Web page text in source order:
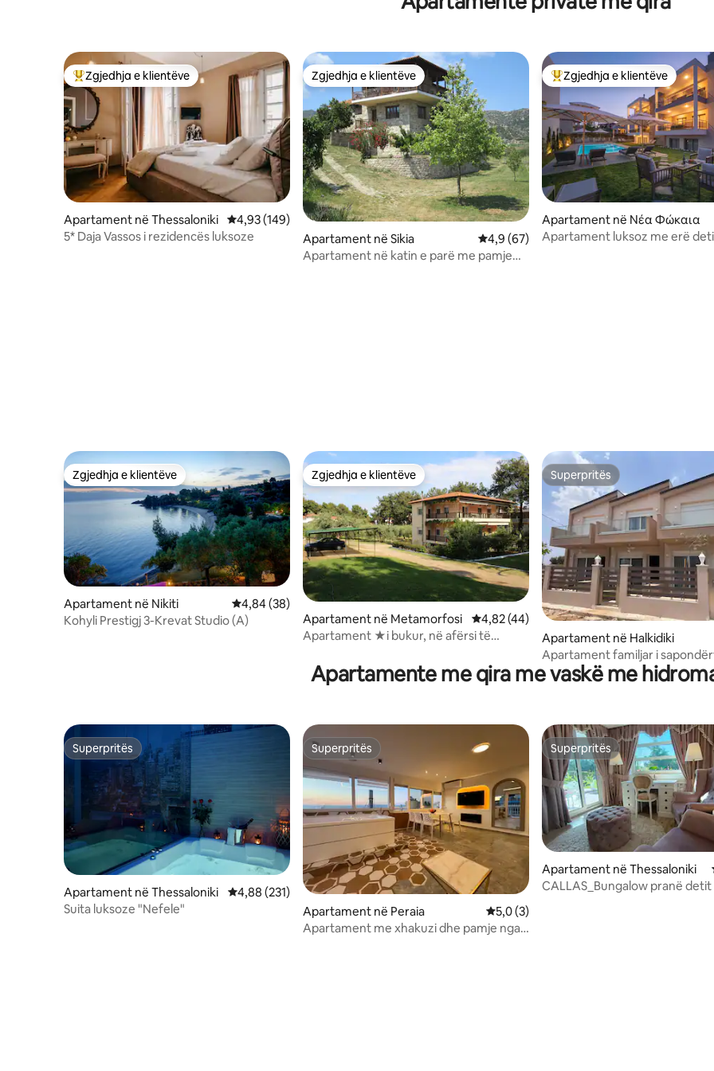
Më të mirat e zgjedhjeve të klientëve
Zgjedhja e klientëve
Apartament në Thessaloniki Vlerësimi mesatar 4,93 nga 5, 149 vlerësime
4,93 (149)
5* Daja Vassos i rezidencës luksoze
Zgjedhja e klientëve
Zgjedhja e klientëve
Apartament në Sikia Vlerësimi mesatar 4,9 nga 5, 67 vlerësime
4,9 (67)
Apartament në katin e parë me pamje
Më të mirat e zgjedhjeve të
Zgjedhja e klientëve
Apartament në Νέα Φώκαια
Apartament luksoz me erë
Zgjedhja e klientëve
Zgjedhja e klientëve
Apartament në Nikiti Vlerësimi mesatar 4,84 nga 5, 38 vlerësime
4,84 (38)
Kohyli Prestigj 3-Krevat Studio (A)
Zgjedhja e klientëve
Zgjedhja e klientëve
Apartament në Metamorfosi Vlerësimi mesatar 4,82 nga 5, 44 vlerësime
4,82 (44)
Apartament ★i bukur, në afërsi të
Superpritës
Superpritës
Apartament në Halkidiki
Apartament familjar i
pranë detit
Apartamente me qira me vaskë me
Superpritës
Superpritës
Apartament në Thessaloniki Vlerësimi mesatar 4,88 nga 5, 231 vlerësime
4,88 (231)
Suita luksoze "Nefele"
Superpritës
Superpritës
Apartament në Peraia Vlerësimi mesatar 5,0 nga 5, 3 vlerësime
5,0 (3)
Apartament me xhakuzi dhe pamje nga
Superpritës
Superpritës
Apartament në Thessaloniki
CALLAS_Bungalow pranë detit